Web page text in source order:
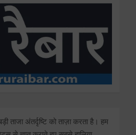
ताजा अंतर्दृष्टि को ताज़ा करता है। हम